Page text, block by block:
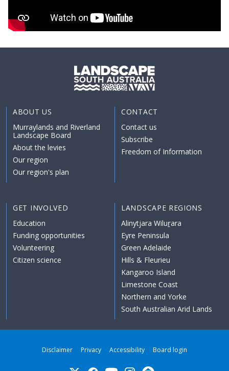
ABOUT US
Murraylands and Riverland
Landscape Board
About the levies
Our region
Our region's plan
CONTACT
Contact us
Subscribe
Freedom of Information
GET INVOLVED
Education
Funding opportunities
Volunteering
Citizen science
LANDSCAPE REGIONS
Alinytjara Wiluṟara
Eyre Peninsula
Green Adelaide
Hills & Fleurieu
Kangaroo Island
Limestone Coast
Northern and Yorke
South Australian Arid Lands
Disclaimer Privacy Accessibility Board login